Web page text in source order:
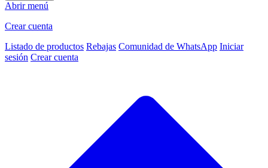
Abrir menú
Crear cuenta
Listado de productos Rebajas Comunidad de WhatsApp Iniciar
sesión Crear cuenta